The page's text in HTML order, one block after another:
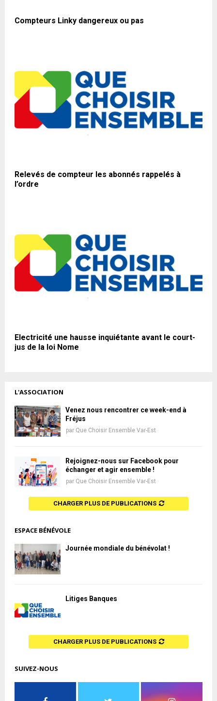
Compteurs Linky dangereux ou pas
Relevés de compteur les abonnés rappelés à
l’ordre
Electricité une hausse inquiétante avant le court-
jus de la loi Nome
L'ASSOCIATION
Venez nous rencontrer ce week-end à
Fréjus
par Que Choisir Ensemble Var-Est
Rejoignez-nous sur Facebook pour
échanger et agir ensemble !
par Que Choisir Ensemble Var-Est
CHARGER PLUS DE PUBLICATIONS
ESPACE BÉNÉVOLE
Journée mondiale du bénévolat !
Litiges Banques
CHARGER PLUS DE PUBLICATIONS
SUIVEZ-NOUS